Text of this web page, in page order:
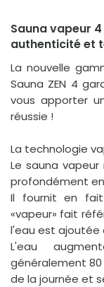
Sauna vapeur 4
authenticité et
La nouvelle
Sauna ZEN 4
vous apporter
réussie !
La technologie
Le sauna
profondément
Il fournit en
«vapeur» fait
l'eau est ajoutée
L'eau
généralement 80
de la journée et